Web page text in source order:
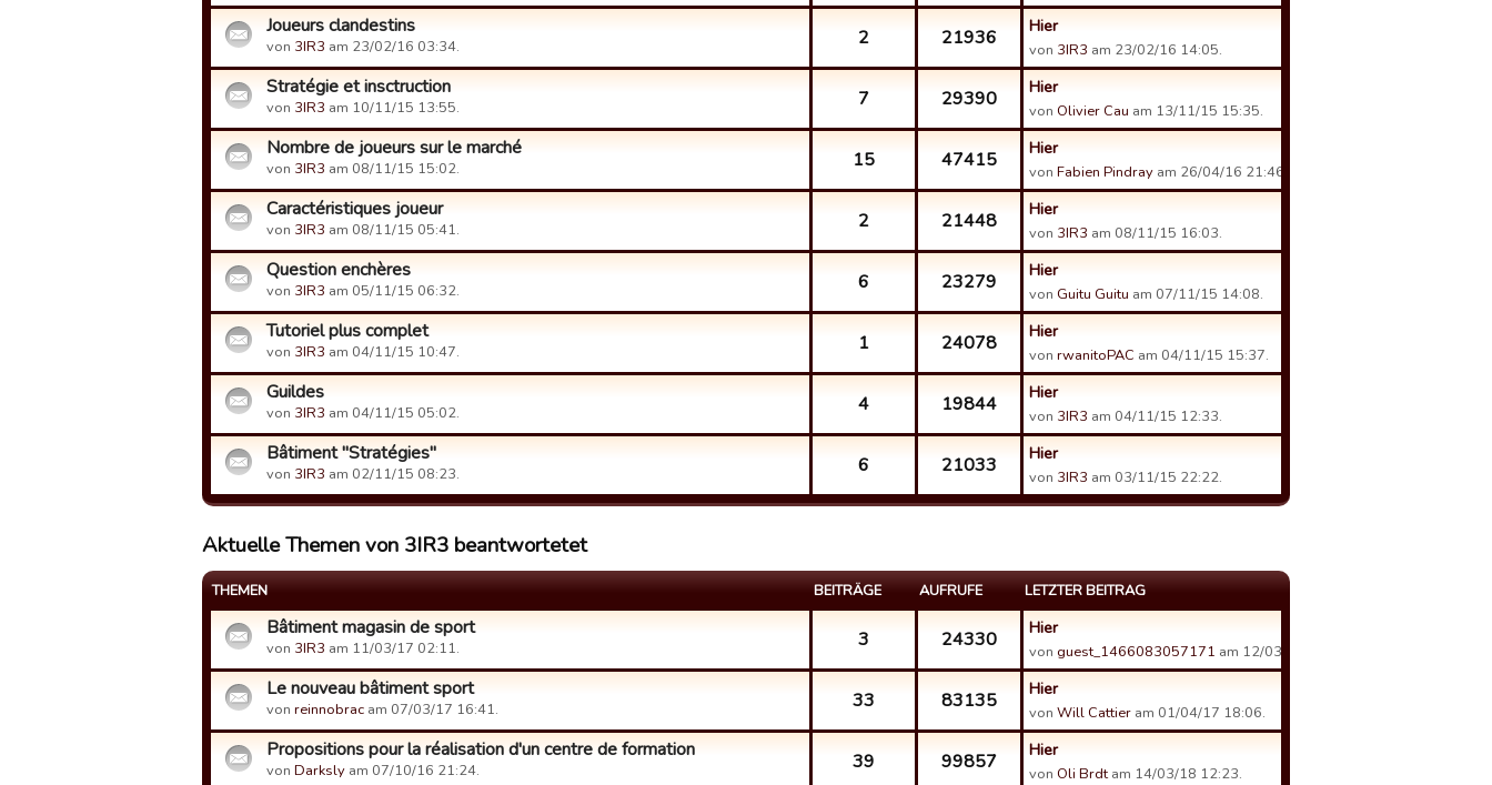
Joueurs clandestins
von 3IR3 am 23/02/16 03:34. 2 21936 Hier
von 3IR3 am 23/02/16 14:05.
Stratégie et insctruction
von 3IR3 am 10/11/15 13:55. 7 29390 Hier
von Olivier Cau am 13/11/15 15:35.
Nombre de joueurs sur le marché
von 3IR3 am 08/11/15 15:02. 15 47415 Hier
von Fabien Pindray am 26/04/16 21:46.
Caractéristiques joueur
von 3IR3 am 08/11/15 05:41. 2 21448 Hier
von 3IR3 am 08/11/15 16:03.
Question enchères
von 3IR3 am 05/11/15 06:32. 6 23279 Hier
von Guitu Guitu am 07/11/15 14:08.
Tutoriel plus complet
von 3IR3 am 04/11/15 10:47. 1 24078 Hier
von rwanitoPAC am 04/11/15 15:37.
Guildes
von 3IR3 am 04/11/15 05:02. 4 19844 Hier
von 3IR3 am 04/11/15 12:33.
Bâtiment "Stratégies"
von 3IR3 am 02/11/15 08:23. 6 21033 Hier
von 3IR3 am 03/11/15 22:22.
Aktuelle Themen von 3IR3 beantwortetet
THEMEN BEITRÄGE AUFRUFE LETZTER BEITRAG
Bâtiment magasin de sport
von 3IR3 am 11/03/17 02:11. 3 24330 Hier
von guest_1466083057171 am 12/03/17 07:46.
Le nouveau bâtiment sport
von reinnobrac am 07/03/17 16:41. 33 83135 Hier
von Will Cattier am 01/04/17 18:06.
Propositions pour la réalisation d'un centre de formation
von Darksly am 07/10/16 21:24. 39 99857 Hier
von Oli Brdtam 14/03/18 12:23.